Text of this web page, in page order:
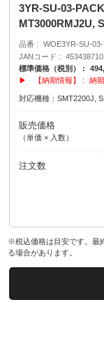
3YR-SU-03-
MT3000RMJ2U,
品番
WOE3YR-SU-03-
JANコード
標準価格（税別）
▶ 【納期情報】
納
対応機種：SMT2200J,
販売価格
（単価 × 入数）
注文数
※税込価格は目安です。最
る場合があります。